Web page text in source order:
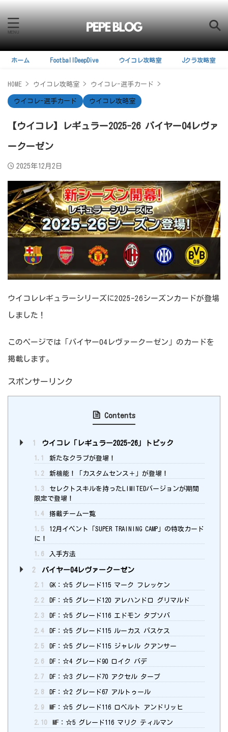
ホーム FootballDeepDive ウイコレ攻略室 Jクラ攻略室
HOME > ウイコレ攻略室 > ウイコレ-選手カード >
ウイコレ-選手カード ウイコレ攻略室
【ウイコレ】レギュラー2025-26 バイヤー04レヴァ
ークーゼン
2025年12月2日
ウイコレレギュラーシリーズに2025-26シーズンカードが登場
しました！
このページでは「バイヤー04レヴァークーゼン」のカードを
掲載します。
スポンサーリンク
Contents
1 ウイコレ「レギュラー2025-26」トピック
1.1 新たなクラブが登場！
1.2 新機能！「カスタムセンス＋」が登場！
1.3
セレクトスキルを持ったLIMITEDバージョンが期間
限定で登場！
1.4 搭載チーム一覧
1.5
12月イベント「SUPER TRAINING CAMP」の特攻カード
に！
1.6 入手方法
2 バイヤー04レヴァークーゼン
2.1 GK：☆5 グレード115 マーク フレッケン
2.2 DF：☆5 グレード120 アレハンドロ グリマルド
2.3 DF：☆5 グレード116 エドモン タプソバ
2.4 DF：☆5 グレード115 ルーカス バスケス
2.5 DF：☆5 グレード115 ジャレル クアンサー
2.6 DF：☆4 グレード90 ロイク バデ
2.7 DF：☆3 グレード70 アクセル タープ
2.8 DF：☆2 グレード67 アルトゥール
2.9 MF：☆5 グレード116 ロベルト アンドリッヒ
2.10 MF：☆5 グレード116 マリク ティルマン